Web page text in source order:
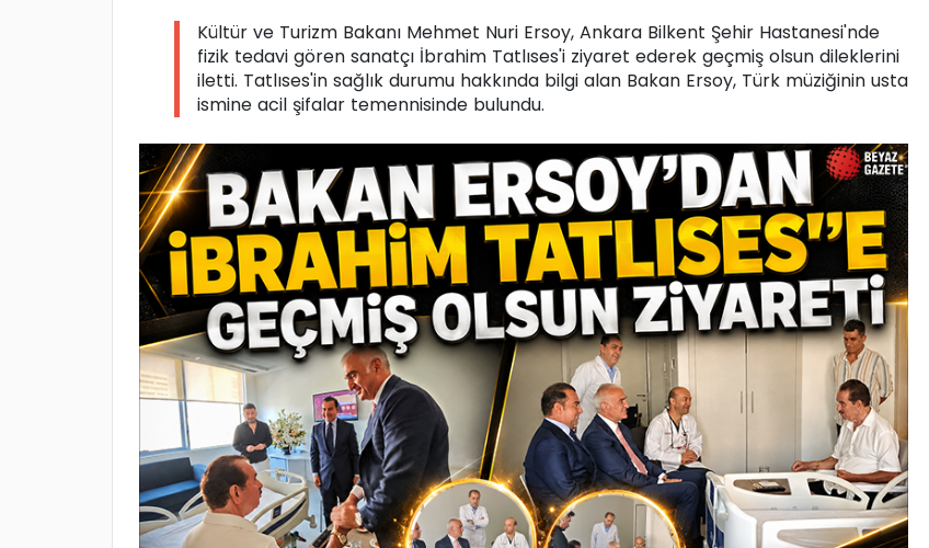
Kültür ve Turizm Bakanı Mehmet Nuri Ersoy, Ankara Bilkent Şehir Hastanesi'nde
fizik tedavi gören sanatçı İbrahim Tatlıses'i ziyaret ederek geçmiş olsun dileklerini
iletti. Tatlıses'in sağlık durumu hakkında bilgi alan Bakan Ersoy, Türk müziğinin usta
ismine acil şifalar temennisinde bulundu.